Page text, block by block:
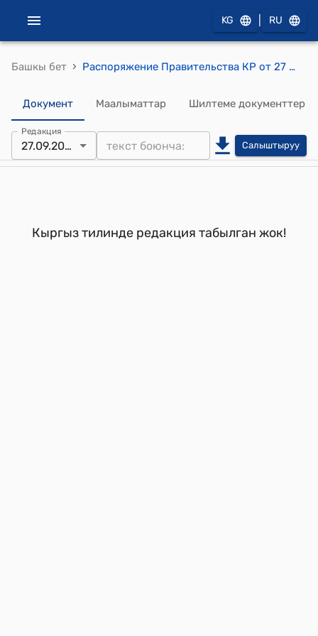
KG RU
Башкы бет › Распоряжение Правительства КР от 27 сентября 2003 года №578-р (О проектах обменных писем, составляющих вместе Соглашение между Министерством внутренних дел Кыргызской Республики, Пограничной службой Кыргызской Республики и Министерством общественной безопасности Китайской Народной Республики)
Документ Маалыматтар Шилтеме документтер
Редакция
27.09.2003 Салыштыруу
Кыргыз тилинде редакция табылган жок!